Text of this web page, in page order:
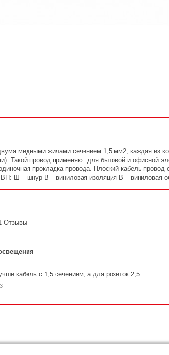
медными жилами сечением 1,5 мм2, каждая из
Такой провод применяют для бытовой и офисной
прокладка провода. Плоский кабель-провод
Ш – шнур В – виниловая изоляция В – виниловая
Отзывы
кабель с 1,5 сечением, а для розеток 2,5